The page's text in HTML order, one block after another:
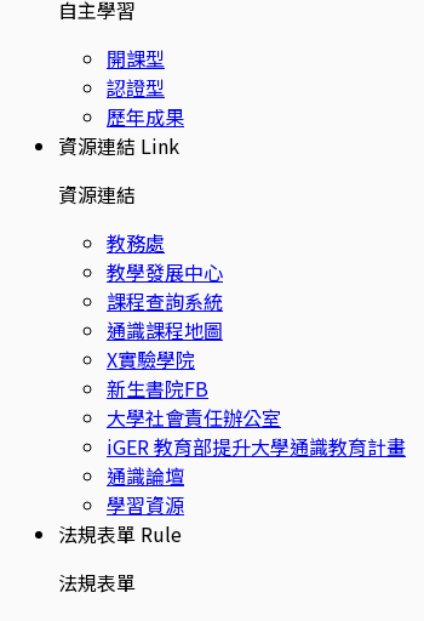
自主學習
開課型
認證型
歷年成果
資源連結 Link
資源連結
教務處
教學發展中心
課程查詢系統
通識課程地圖
X實驗學院
新生書院FB
大學社會責任辦公室
iGER 教育部提升大學通識教育計畫
通識論壇
學習資源
法規表單 Rule
法規表單